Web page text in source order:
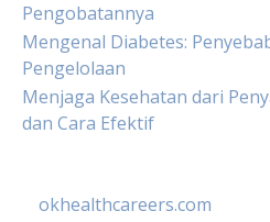
Pengobatannya
Mengenal Diabetes:
Pengelolaan
Menjaga Kesehatan dari
dan Cara Efektif
okhealthcareers.com